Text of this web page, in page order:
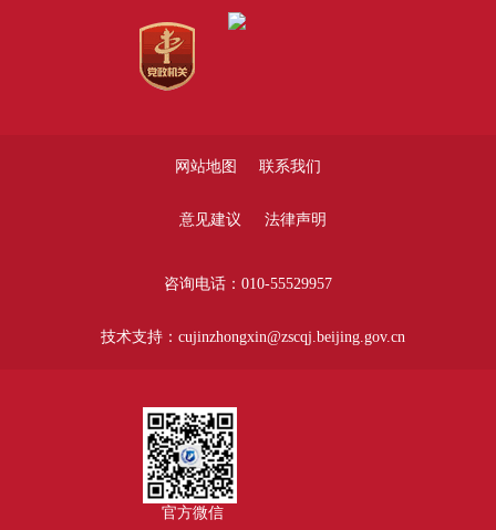
网站地图 联系我们
意见建议 法律声明
咨询电话：010-55529957
技术支持：cujinzhongxin@zscqj.beijing.gov.cn
官方微信